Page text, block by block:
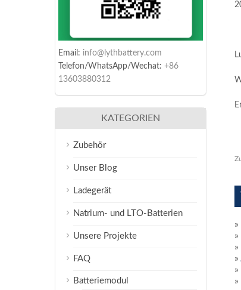
»
»
»
»
»
»
Email: info@lythbattery.com
Telefon/WhatsApp/Wechat: +86
13603880312
KATEGORIEN
Zubehör
Unser Blog
Ladegerät
Natrium- und LTO-Batterien
Unsere Projekte
FAQ
Batteriemodul